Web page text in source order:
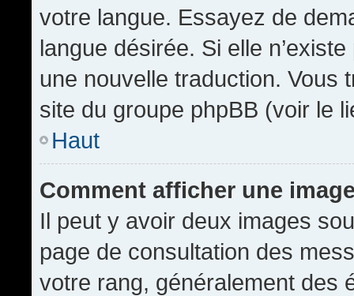
votre langue. Essayez de
langue désirée. Si elle
une nouvelle traduction. Vous
site du groupe phpBB (voir le
Haut
Comment afficher une
Il peut y avoir deux images
page de consultation des
votre rang, généralement des